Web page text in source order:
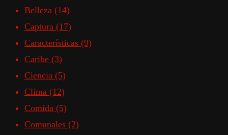
Belleza (14)
Captura (17)
Características (9)
Caribe (3)
Ciencia (5)
Clima (12)
Comida (5)
Comunales (2)